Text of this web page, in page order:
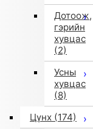
Дотоож,
гэрийн
хувцас
(2)
Усны
хувцас
(8)
Цүнх (174)